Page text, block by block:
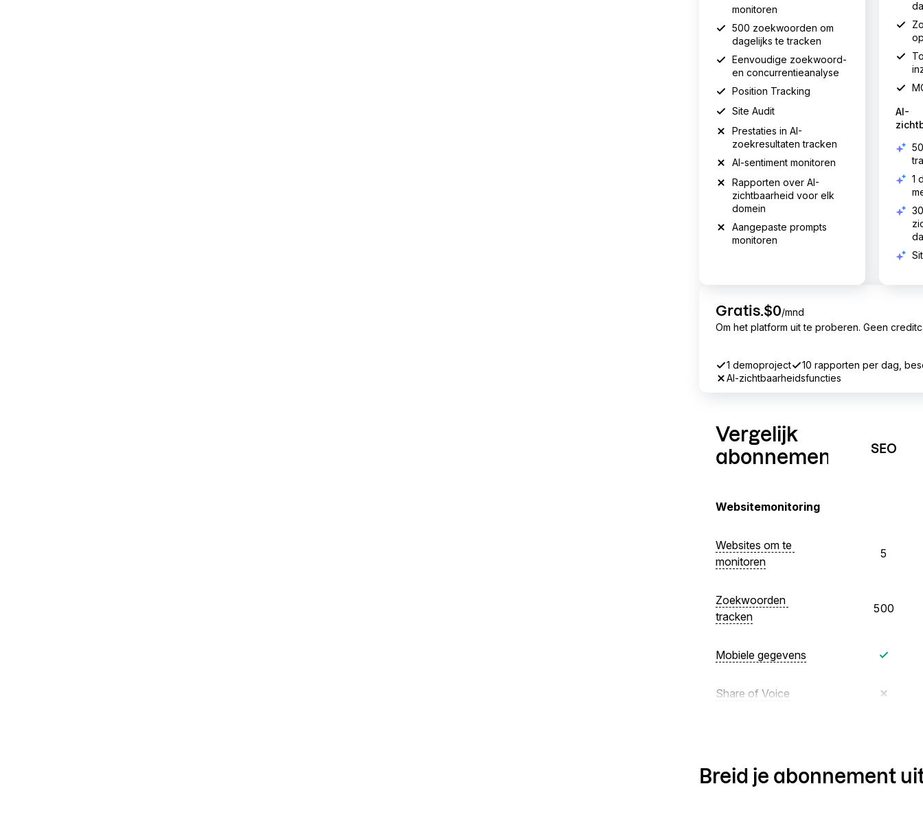
monitoren
500 zoekwoorden om
dagelijks te tracken
Eenvoudige zoekwoord-
en concurrentieanalyse
Position Tracking
Site Audit
Prestaties in AI-
zoekresultaten tracken
AI-sentiment monitoren
Rapporten over AI-
zichtbaarheid voor elk
domein
Aangepaste prompts
monitoren
AI-
1
Gratis.$0/mnd
Om het platform uit te proberen. Geen
1 demoproject
10 rapporten per dag,
AI-zichtbaarheidsfuncties
Vergelijk
abonnementen
SEO
Websitemonitoring
Websites om te
monitoren
5
Zoekwoorden
tracken
500
Mobiele gegevens
Share of Voice
Breid je abonnement